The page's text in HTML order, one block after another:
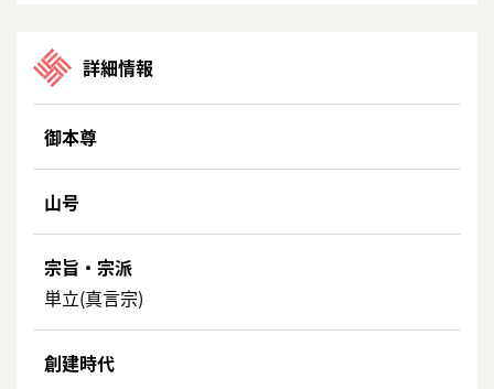
詳細情報
御本尊
山号
宗旨・宗派
単立(真言宗)
創建時代